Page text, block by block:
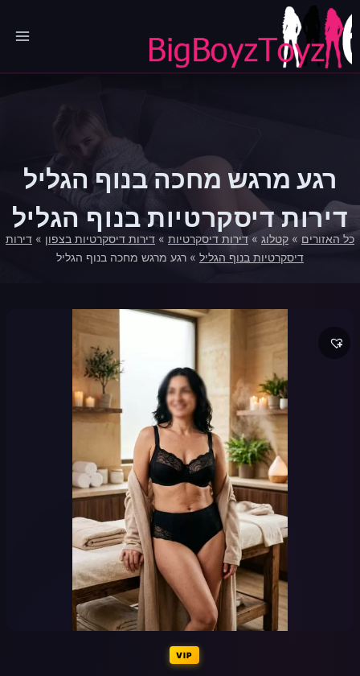
Skip
to
content
רגע מרגש מחכה בנוף הגליל
דירות דיסקרטיות בנוף הגליל
כל האזורים » קטלוג »דירות דיסקרטיות » דירות דיסקרטיות בצפון » דירות
דיסקרטיות בנוף הגליל » רגע מרגש מחכה בנוף הגליל
VIP